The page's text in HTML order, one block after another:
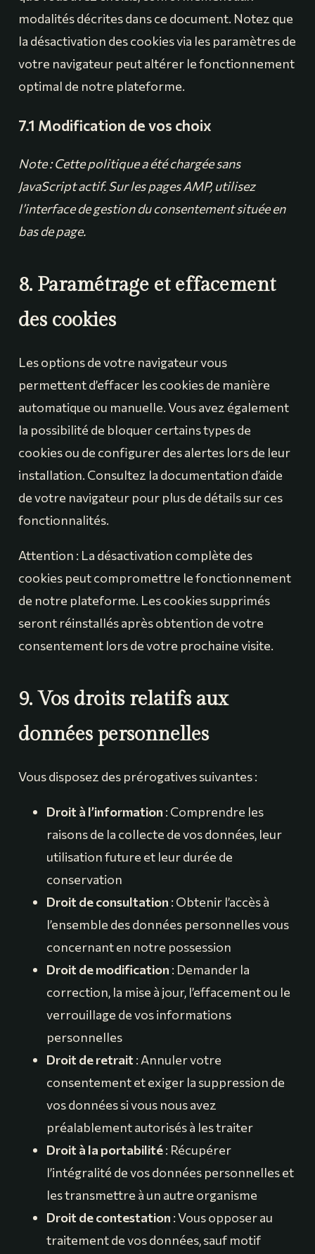
modalités décrites dans ce document. Notez que
la désactivation des cookies via les paramètres de
votre navigateur peut altérer le fonctionnement
optimal de notre plateforme.
7.1 Modification de vos choix
Note : Cette politique a été chargée sans
JavaScript actif. Sur les pages AMP, utilisez
l’interface de gestion du consentement située en
bas de page.
8. Paramétrage et effacement
des cookies
Les options de votre navigateur vous
permettent d’effacer les cookies de manière
automatique ou manuelle. Vous avez également
la possibilité de bloquer certains types de
cookies ou de configurer des alertes lors de leur
installation. Consultez la documentation d’aide
de votre navigateur pour plus de détails sur ces
fonctionnalités.
Attention : La désactivation complète des
cookies peut compromettre le fonctionnement
de notre plateforme. Les cookies supprimés
seront réinstallés après obtention de votre
consentement lors de votre prochaine visite.
9. Vos droits relatifs aux
données personnelles
Vous disposez des prérogatives suivantes :
Droit à l’information : Comprendre les
raisons de la collecte de vos données, leur
utilisation future et leur durée de
conservation
Droit de consultation : Obtenir l’accès à
l’ensemble des données personnelles vous
concernant en notre possession
Droit de modification : Demander la
correction, la mise à jour, l’effacement ou le
verrouillage de vos informations
personnelles
Droit de retrait : Annuler votre
consentement et exiger la suppression de
vos données si vous nous avez
préalablement autorisés à les traiter
Droit à la portabilité: Récupérer
l’intégralité de vos données personnelles et
les transmettre à un autre organisme
Droit de contestation : Vous opposer au
traitement de vos données, sauf motif